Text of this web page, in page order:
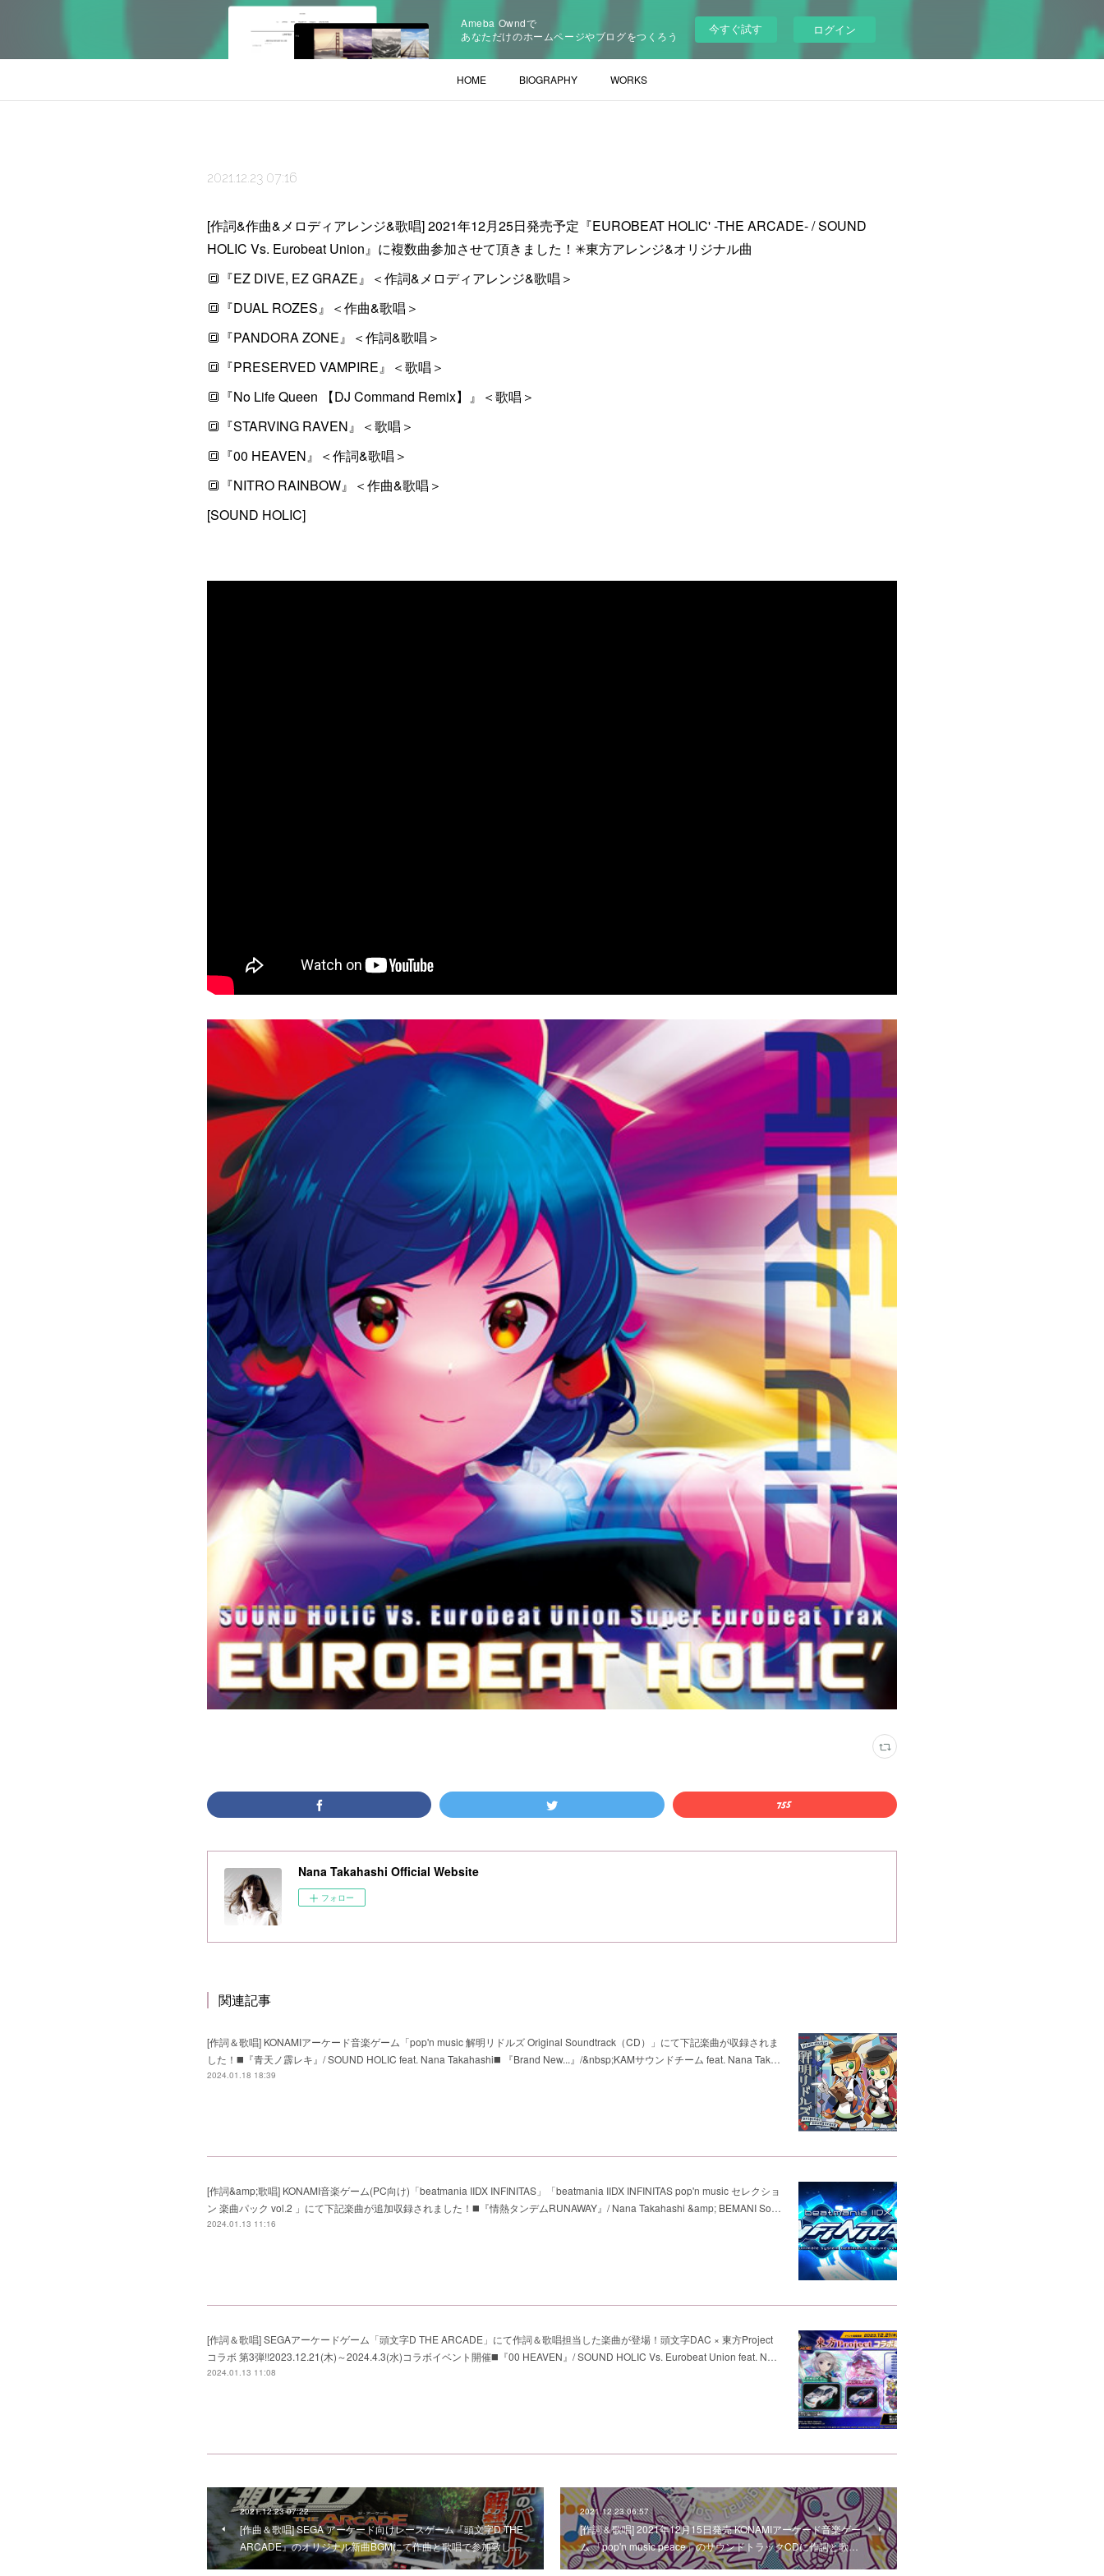
Ameba Owndで
あなただけのホームページやブログをつくろう
今すぐ試す ログイン
HOME BIOGRAPHY WORKS
2021.12.23 07:16
[作詞&作曲&メロディアレンジ&歌唱] 2021年12月25日発売予定『EUROBEAT HOLIC' -THE ARCADE- / SOUND
HOLIC Vs. Eurobeat Union』に複数曲参加させて頂きました！✳︎東方アレンジ&オリジナル曲
🔳『EZ DIVE, EZ GRAZE』＜作詞&メロディアレンジ&歌唱＞
🔳『DUAL ROZES』＜作曲&歌唱＞
🔳『PANDORA ZONE』＜作詞&歌唱＞
🔳『PRESERVED VAMPIRE』＜歌唱＞
🔳『No Life Queen 【DJ Command Remix】』＜歌唱＞
🔳『STARVING RAVEN』＜歌唱＞
🔳『00 HEAVEN』＜作詞&歌唱＞
🔳『NITRO RAINBOW』＜作曲&歌唱＞
[SOUND HOLIC]
Nana Takahashi Official Website
フォロー
関連記事
[作詞＆歌唱] KONAMIアーケード音楽ゲーム「pop'n music 解明リドルズ Original Soundtrack（CD）」にて下記楽曲が収録されま
した！◼️『青天ノ霹レキ』/ SOUND HOLIC feat. Nana Takahashi◼️ 『Brand New...』/&nbsp;KAMサウンドチーム feat. Nana Tak…
2024.01.18 18:39
[作詞&amp;歌唱] KONAMI音楽ゲーム(PC向け)「beatmania IIDX INFINITAS」「beatmania IIDX INFINITAS pop'n music セレクショ
ン 楽曲パック vol.2 」にて下記楽曲が追加収録されました！◼️『情熱タンデムRUNAWAY』/ Nana Takahashi &amp; BEMANI So…
2024.01.13 11:16
[作詞＆歌唱] SEGAアーケードゲーム「頭文字D THE ARCADE」にて作詞＆歌唱担当した楽曲が登場！頭文字DAC × 東方Project
コラボ 第3弾!!2023.12.21(木)～2024.4.3(水)コラボイベント開催◼️『00 HEAVEN』/ SOUND HOLIC Vs. Eurobeat Union feat. N…
2024.01.13 11:08
2021.12.23 07:22
[作曲＆歌唱] SEGA アーケード向けレースゲーム『頭文字D THE
ARCADE』のオリジナル新曲BGMにて作曲と歌唱で参加致し…
2021.12.23 06:57
[作詞＆歌唱] 2021年12月15日発売 KONAMIアーケード音楽ゲー
ム 「pop'n music peace」のサウンドトラックCDに作詞と歌…